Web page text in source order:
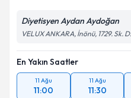
Diyetisyen Aydan Aydoğan
VELUX ANKARA, İnönü, 1729. Sk.
En Yakın Saatler
11 Ağu
11:00
11 Ağu
11:30